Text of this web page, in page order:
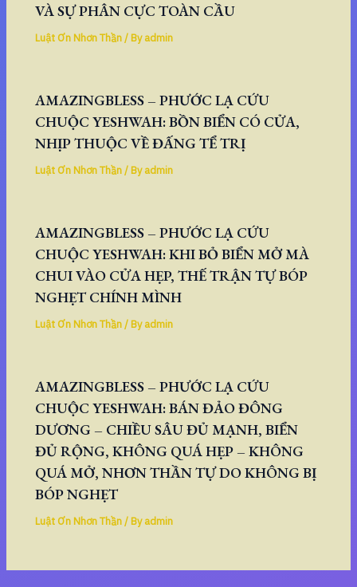
VÀ SỰ PHÂN CỰC TOÀN CẦU
Luật Ơn Nhơn Thần/ Byadmin
AMAZINGBLESS – PHƯỚC LẠ CỨU
CHUỘC YESHWAH: BỒN BIỂN CÓ CỬA,
NHỊP THUỘC VỀ ĐẤNG TỂ TRỊ
Luật Ơn Nhơn Thần/ Byadmin
AMAZINGBLESS – PHƯỚC LẠ CỨU
CHUỘC YESHWAH: KHI BỎ BIỂN MỞ MÀ
CHUI VÀO CỬA HẸP, THẾ TRẬN TỰ BÓP
NGHẸT CHÍNH MÌNH
Luật Ơn Nhơn Thần/ Byadmin
AMAZINGBLESS – PHƯỚC LẠ CỨU
CHUỘC YESHWAH: BÁN ĐẢO ĐÔNG
DƯƠNG – CHIỀU SÂU ĐỦ MẠNH, BIỂN
ĐỦ RỘNG, KHÔNG QUÁ HẸP – KHÔNG
QUÁ MỞ, NHƠN THẦN TỰ DO KHÔNG BỊ
BÓP NGHẸT
Luật Ơn Nhơn Thần/ Byadmin